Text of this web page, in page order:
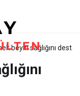
beyin sağlığını
7